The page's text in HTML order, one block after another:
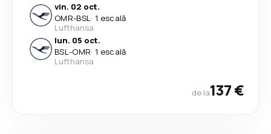
vin. 02 oct.
OMR-BSL· 1 escală
Lufthansa
lun. 05 oct.
BSL-OMR· 1 escală
Lufthansa
de la137 €